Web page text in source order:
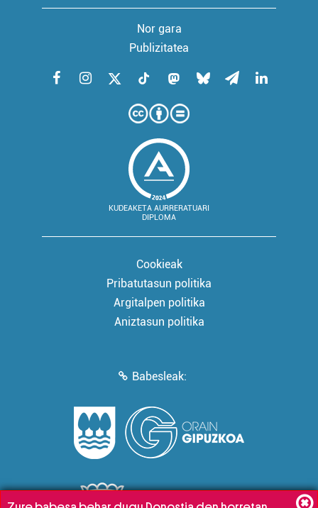
Nor gara
Publizitatea
KUDEAKETA AURRERATUARI
DIPLOMA
Cookieak
Pribatutasun politika
Argitalpen politika
Aniztasun politika
Babesleak: